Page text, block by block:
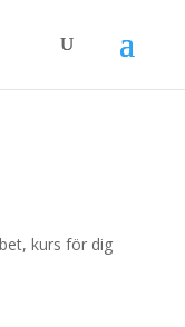
kurs för dig